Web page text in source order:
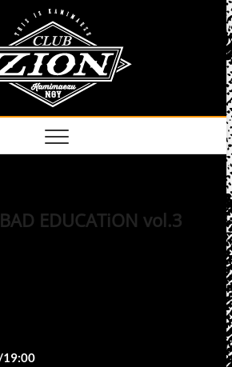
EDUCATiON vol.3
19:00